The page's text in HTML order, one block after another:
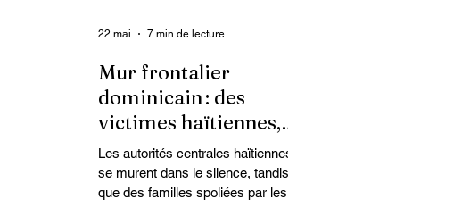
Mur frontalier
dominicain : des
victimes haïtiennes,
l’État regarde ailleurs
Les autorités centrales haïtiennes
se murent dans le silence, tandis
que des familles spoliées par les
22 mai 7 min de lecture